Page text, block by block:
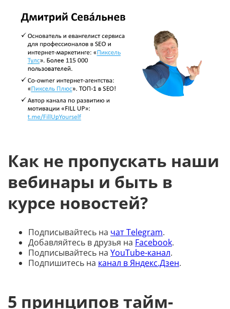
Как не пропускать наши
вебинары и быть в
курсе новостей?
Подписывайтесь на чат Telegram.
Добавляйтесь в друзья на Facebook.
Подписывайтесь на YouTube-канал.
Подпишитесь на канал в Яндекс.Дзен.
5 принципов тайм-